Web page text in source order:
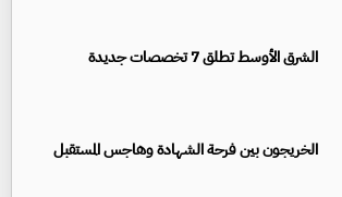
الشرق الأوسط تطلق 7 تخصصات جديدة
الخريجون بين فرحة الشهادة وهاجس المستقبل